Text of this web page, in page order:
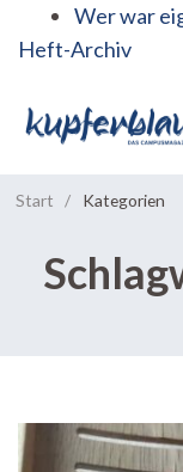
Wer war
Heft-Archiv
Start / Kategorien